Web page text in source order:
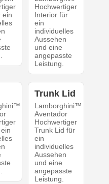
ein
Hochwertiger
Interior für
ein
individuelles
Aussehen
und eine
angepasste
Leistung.
Trunk Lid
Lamborghini™
Aventador
Hochwertiger
Trunk Lid für
ein
individuelles
Aussehen
und eine
angepasste
Leistung.